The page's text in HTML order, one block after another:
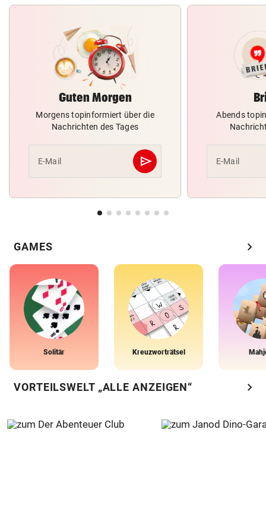
Guten Morgen
Morgens topinformiert über die
Nachrichten des Tages
E-Mail send
Abschicken
Abends
E-Mail
GAMES chevron_right
Solitär Kreuzworträtsel
VORTEILSWELT „ALLE ANZEIGEN“ chevron_right